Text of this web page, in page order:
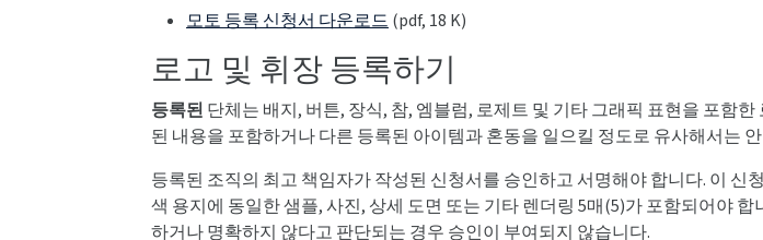
모토 등록 신청서 다운로드 (pdf, 18 K)
로고 및 휘장 등록하기
등록된 단체는 배지, 버튼, 장식, 참, 엠블럼, 로제트 및 기타 그래픽 표현을 포함
된 내용을 포함하거나 다른 등록된 아이템과 혼동을 일으킬 정도로 유사해서는
등록된 조직의 최고 책임자가 작성된 신청서를 승인하고 서명해야 합니다. 이 신
색 용지에 동일한 샘플, 사진, 상세 도면 또는 기타 렌더링 5매(5)가 포함되어야
하거나 명확하지 않다고 판단되는 경우 승인이 부여되지 않습니다.